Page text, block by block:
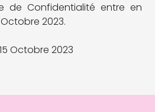
de Confidentialité entre en
2023.
Octobre 2023